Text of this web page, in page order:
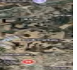
Şirin Çelik